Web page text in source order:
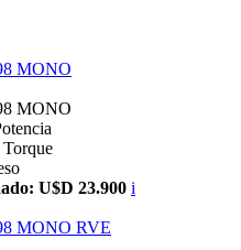
MONO
MONO
Torque
U$D 23.900 i
MONO RVE